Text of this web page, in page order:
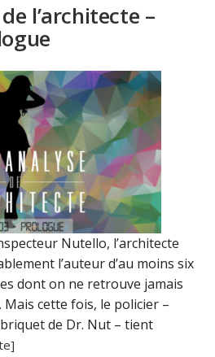
l’architecte –
Nutello, l’architecte
l’auteur d’au moins six
dont on ne retrouve jamais
cette fois, le policier –
de Dr. Nut – tient